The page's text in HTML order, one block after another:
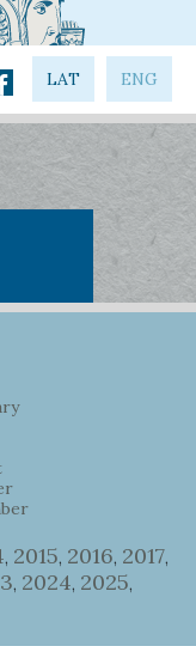
LAT ENG
, 2015, 2016, 2017,
, 2024, 2025,